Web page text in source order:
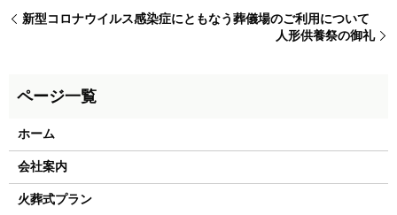
新型コロナウイルス感染症にともなう葬儀場のご利用について
人形供養祭の御礼
ホーム
会社案内
火葬式プラン